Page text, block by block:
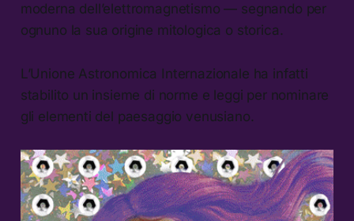
moderna dell’elettromagnetismo — segnando per
ognuno la sua origine mitologica o storica.
L’Unione Astronomica Internazionale ha infatti
stabilito un insieme di norme e leggi per nominare
gli elementi del paesaggio venusiano.